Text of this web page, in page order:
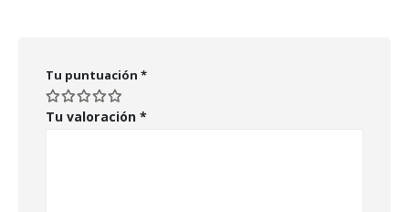
Tu puntuación *
Tu valoración *